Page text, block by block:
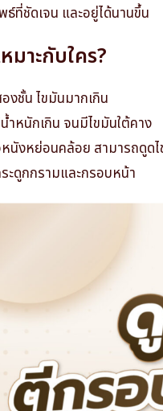
ที่ชัดเจน และอยู่ได้นานขึ้น
มาะกับใคร?
ชั้น ไขมันมากเกิน
หนักเกิน จนมีไขมันใต้คาง
นังหย่อนคล้อย สามารถดูด
ะดูกกรามและกรอบหน้า